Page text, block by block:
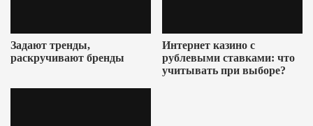
Задают тренды,
раскручивают бренды
Интернет казино с
рублевыми ставками: что
учитывать при выборе?